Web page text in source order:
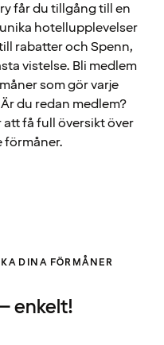
får du tillgång till en
hotellupplevelser
rabatter och Spenn,
vistelse. Bli medlem
som gör varje
du redan medlem?
få full översikt över
förmåner.
DINA FÖRMÅNER
enkelt!